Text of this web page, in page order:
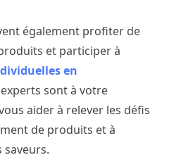
également profiter de
et participer à
en
sont à votre
aider à relever les défis
de produits et à